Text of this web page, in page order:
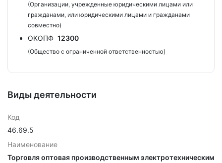
(Организации, учрежденные юридическими лицами или
гражданами, или юридическими лицами и гражданами
совместно)
ОКОПФ 12300
(Общество с ограниченной ответственностью)
Виды деятельности
Код
46.69.5
Наименование
Торговля оптовая производственным электротехническим